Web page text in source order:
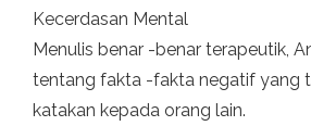
Kecerdasan Mental
Menulis benar -benar terapeutik,
tentang fakta -fakta negatif yang
katakan kepada orang lain.